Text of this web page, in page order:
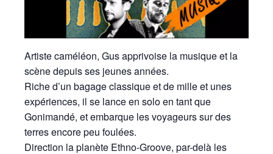
Artiste caméléon, Gus apprivoise la musique et la
scène depuis ses jeunes années.
Riche d’un bagage classique et de mille et unes
expériences, il se lance en solo en tant que
Gonimandé, et embarque les voyageurs sur des
terres encore peu foulées.
Direction la planète Ethno-Groove, par-delà les